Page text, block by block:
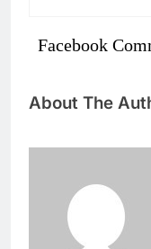
Facebook
About The